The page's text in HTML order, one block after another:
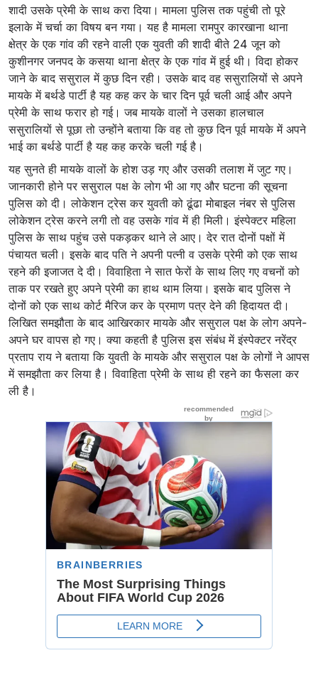
शादी उसके प्रेमी के साथ करा दिया। मामला पुलिस तक पहुंची तो पूरे
इलाके में चर्चा का विषय बन गया। यह है मामला रामपुर कारखाना थाना
क्षेत्र के एक गांव की रहने वाली एक युवती की शादी बीते 24 जून को
कुशीनगर जनपद के कसया थाना क्षेत्र के एक गांव में हुई थी। विदा होकर
जाने के बाद ससुराल में कुछ दिन रही। उसके बाद वह ससुरालियों से अपने
मायके में बर्थडे पार्टी है यह कह कर के चार दिन पूर्व चली आई और अपने
प्रेमी के साथ फरार हो गई। जब मायके वालों ने उसका हालचाल
ससुरालियों से पूछा तो उन्होंने बताया कि वह तो कुछ दिन पूर्व मायके में अपने
भाई का बर्थडे पार्टी है यह कह करके चली गई है।
यह सुनते ही मायके वालों के होश उड़ गए और उसकी तलाश में जुट गए।
जानकारी होने पर ससुराल पक्ष के लोग भी आ गए और घटना की सूचना
पुलिस को दी। लोकेशन ट्रेस कर युवती को ढूंढा मोबाइल नंबर से पुलिस
लोकेशन ट्रेस करने लगी तो वह उसके गांव में ही मिली। इंस्पेक्टर महिला
पुलिस के साथ पहुंच उसे पकड़कर थाने ले आए। देर रात दोनों पक्षों में
पंचायत चली। इसके बाद पति ने अपनी पत्नी व उसके प्रेमी को एक साथ
रहने की इजाजत दे दी। विवाहिता ने सात फेरों के साथ लिए गए वचनों को
ताक पर रखते हुए अपने प्रेमी का हाथ थाम लिया। इसके बाद पुलिस ने
दोनों को एक साथ कोर्ट मैरिज कर के प्रमाण पत्र देने की हिदायत दी।
लिखित समझौता के बाद आखिरकार मायके और ससुराल पक्ष के लोग अपने-
अपने घर वापस हो गए। क्या कहती है पुलिस इस संबंध में इंस्पेक्टर नरेंद्र
प्रताप राय ने बताया कि युवती के मायके और ससुराल पक्ष के लोगों ने आपस
में समझौता कर लिया है। विवाहिता प्रेमी के साथ ही रहने का फैसला कर
ली है।